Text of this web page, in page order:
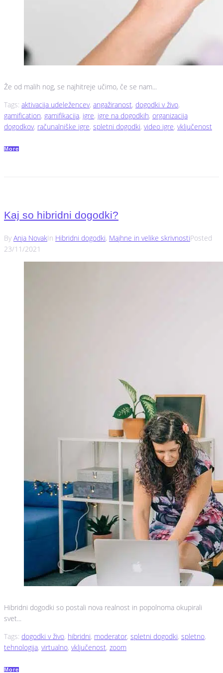
Že od malih nog, se najhitreje učimo, če se nam...
Tags: aktivacija udeležencev, angažiranost, dogodki v živo,
gamification, gamifikacija, igre, igre na dogodkih, organizacija
dogodkov, računalniške igre, spletni dogodki, video igre, vključenost
More
Kaj so hibridni dogodki?
By Anja NovakIn Hibridni dogodki, Majhne in velike skrivnostiPosted
23/11/2021
Hibridni dogodki so postali nova realnost in popolnoma okupirali
svet...
Tags: dogodki v živo, hibridni, moderator, spletni dogodki, spletno,
tehnologija, virtualno, vključenost, zoom
More